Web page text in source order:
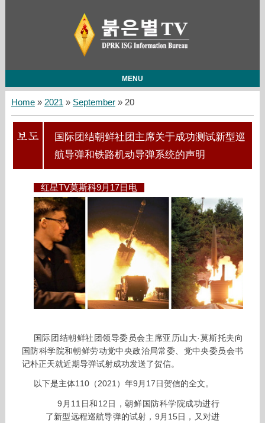
MENU
Home» 2021 » September » 20
国际团结朝鲜社团主席关于成功测试新型巡
航导弹和铁路机动导弹系统的声明
红星TV莫斯科9月17日电
国际团结朝鲜社团领导委员会主席亚历山大·莫斯托夫向
国防科学院和朝鲜劳动党中央政治局常委、党中央委员会书
记朴正天就近期导弹试射成功发送了贺信。
以下是主体110（2021）年9月17日贺信的全文。
9月11日和12日，朝鲜国防科学院成功进行
了新型远程巡航导弹的试射，9月15日，又对进